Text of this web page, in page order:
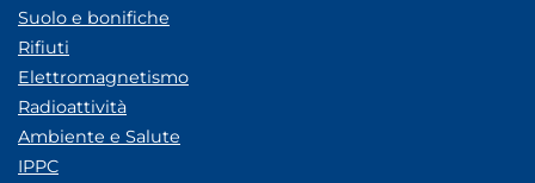
Suolo e bonifiche
Rifiuti
Elettromagnetismo
Radioattività
Ambiente e Salute
IPPC